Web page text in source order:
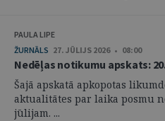
PAULA LIPE
ŽURNĀLS 27. JŪLIJS 2026 • 08:00
Nedēļas notikumu apskats:
Šajā apskatā apkopotas
aktualitātes par laika posmu
jūlijam. ...